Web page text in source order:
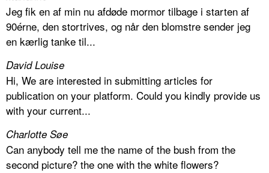
Jeg fik en af min nu afdøde mormor tilbage i starten af
90érne, den stortrives, og når den blomstre sender jeg
en kærlig tanke til...
David Louise
Hi, We are interested in submitting articles for
publication on your platform. Could you kindly provide us
with your current...
Charlotte Søe
Can anybody tell me the name of the bush from the
second picture? the one with the white flowers?